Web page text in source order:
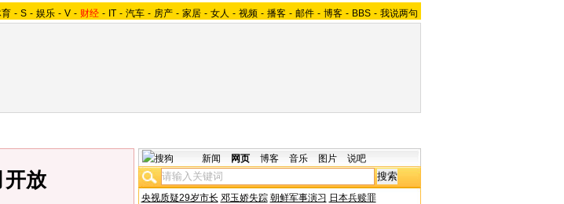
- S - 娱乐 - V - 财经 - IT - 汽车 - 房产 - 家居 - 女人 - 视频 - 播客 - 邮件 - 博客 - BBS - 我说两句
开放
新闻 网页 博客 音乐 图片 说吧
央视质疑29岁市长 邓玉娇失踪 朝鲜军事演习 日本兵赎罪